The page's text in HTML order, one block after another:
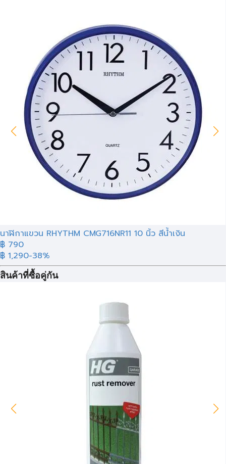
นาฬิกาแขวน RHYTHM CMG716NR11 10 นิ้ว สีน้ำเงิน
฿ 790
฿ 1,290-38%
สินค้าที่ซื้อคู่กัน